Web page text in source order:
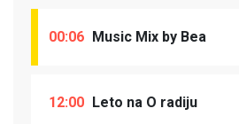
00:06 Music Mix by Bea
12:00 Leto na O radiju